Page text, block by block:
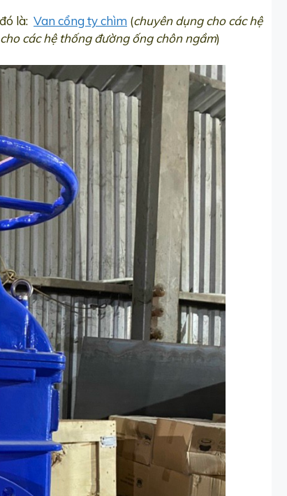
là: Van cổng ty chìm (chuyên dụng cho các hệ
các hệ thống đường ống chôn ngầm)